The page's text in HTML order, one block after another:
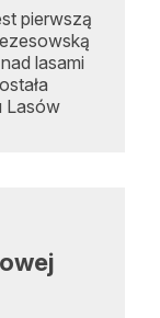
pierwszą
lasami
Lasów